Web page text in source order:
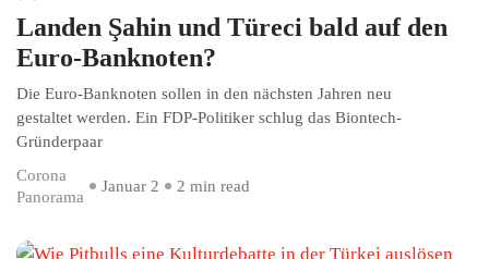
Landen Şahin und Türeci bald auf den
Euro-Banknoten?
Die Euro-Banknoten sollen in den nächsten Jahren neu
gestaltet werden. Ein FDP-Politiker schlug das Biontech-
Gründerpaar
Corona
Panorama
Januar 2 2 min read